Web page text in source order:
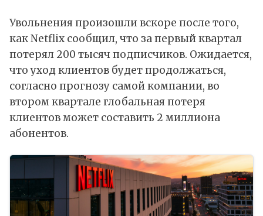
Увольнения произошли вскоре после того,
как Netflix сообщил, что за первый квартал
потерял 200 тысяч подписчиков. Ожидается,
что уход клиентов будет продолжаться,
согласно прогнозу самой компании, во
втором квартале глобальная потеря
клиентов может составить 2 миллиона
абонентов.